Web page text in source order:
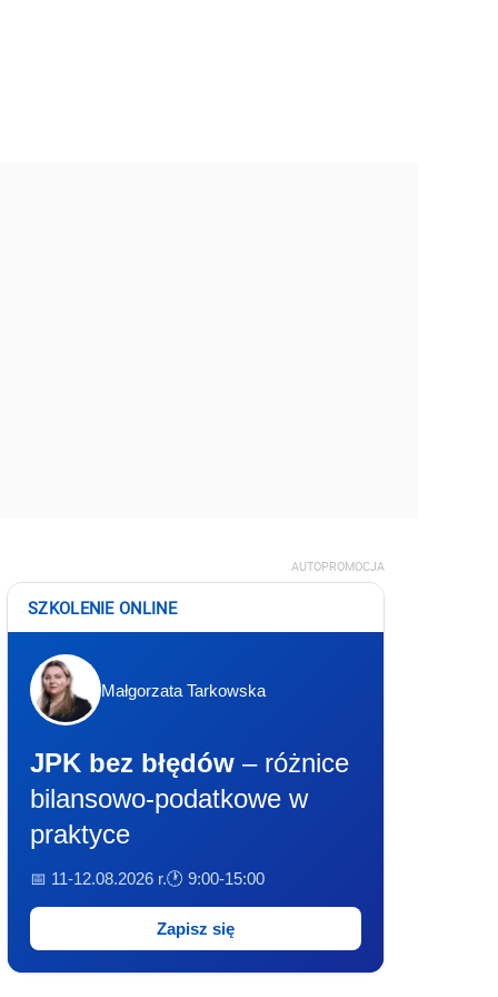
AUTOPROMOCJA
SZKOLENIE ONLINE
Małgorzata Tarkowska
JPK bez błędów – różnice
bilansowo-podatkowe w
praktyce
📅 11-12.08.2026 r.🕐 9:00-15:00
Zapisz się